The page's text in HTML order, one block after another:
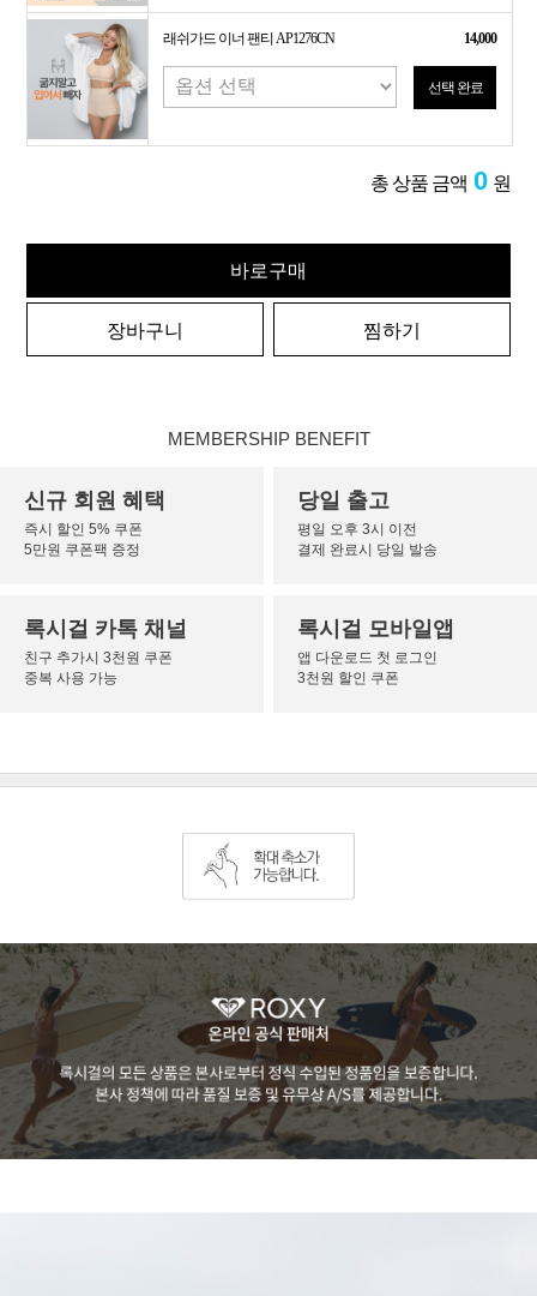
래쉬가드 이너 팬티 AP1276CN 14,000
선택 완료
총 상품 금액 0 원
바로구매
장바구니 찜하기
MEMBERSHIP BENEFIT
신규 회원 혜택
즉시 할인 5% 쿠폰
5만원 쿠폰팩 증정
당일 출고
평일 오후 3시 이전
결제 완료시 당일 발송
록시걸 카톡 채널
친구 추가시 3천원 쿠폰
중복 사용 가능
록시걸 모바일앱
앱 다운로드 첫 로그인
3천원 할인 쿠폰